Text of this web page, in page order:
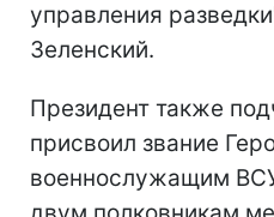
управления
Зеленский.
Президент также
присвоил звание
военнослужащим